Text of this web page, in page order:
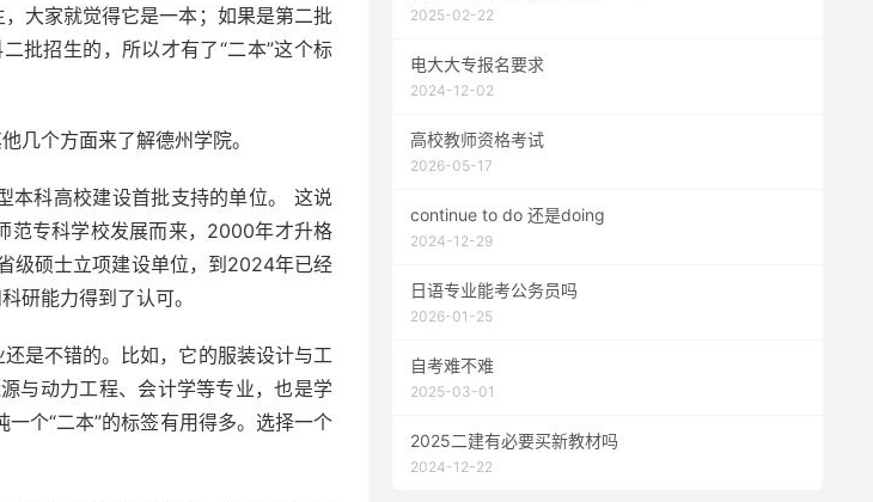
大家就觉得它是一本；如果是第二批
批招生的，所以才有了“二本”这个标
几个方面来了解德州学院。
本科高校建设首批支持的单位。 这说
范专科学校发展而来，2000年才升格
级硕士立项建设单位，到2024年已经
研能力得到了认可。
是不错的。比如，它的服装设计与工
与动力工程、会计学等专业，也是学
个“二本”的标签有用得多。选择一个
2025-02-22
电大大专报名要求
2024-12-02
高校教师资格考试
2026-05-17
continue to do 还是doing
2024-12-29
日语专业能考公务员吗
2026-01-25
自考难不难
2025-03-01
2025二建有必要买新教材吗
2024-12-22